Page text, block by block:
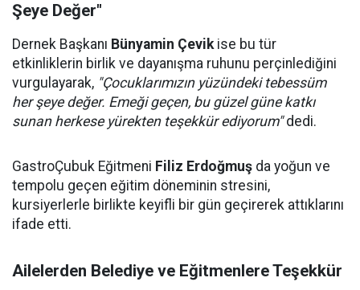
Şeye Değer"
Dernek Başkanı Bünyamin Çevikise bu tür
etkinliklerin birlik ve dayanışma ruhunu perçinlediğini
vurgulayarak, "Çocuklarımızın yüzündeki tebessüm
her şeye değer. Emeği geçen, bu güzel güne katkı
sunan herkese yürekten teşekkür ediyorum"dedi.
GastroÇubuk Eğitmeni Filiz Erdoğmuş da yoğun ve
tempolu geçen eğitim döneminin stresini,
kursiyerlerle birlikte keyifli bir gün geçirerek attıklarını
ifade etti.
Ailelerden Belediye ve Eğitmenlere Teşekkür